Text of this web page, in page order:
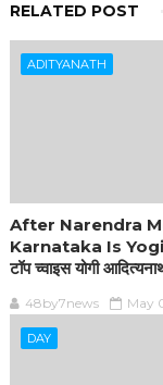
RELATED POST
ADITYANATH
After Narendra
Karnataka Is Yogi
टॉप च्वाइस योगी
48by7news May
DAY